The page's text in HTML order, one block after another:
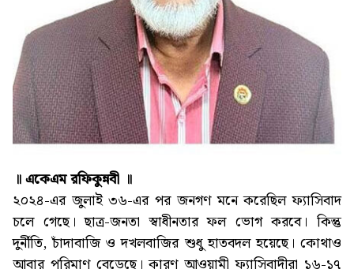
॥ একেএম রফিকুন্নবী ॥
২০২৪-এর জুলাই ৩৬-এর পর জনগণ মনে করেছিল ফ্যাসিবাদ
চলে গেছে। ছাত্র-জনতা স্বাধীনতার ফল ভোগ করবে। কিন্তু
দুর্নীতি, চাঁদাবাজি ও দখলবাজির শুধু হাতবদল হয়েছে। কোথাও